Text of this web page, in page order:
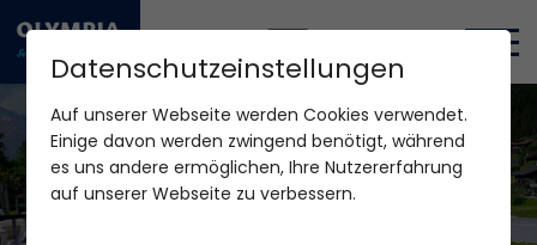
Datenschutzeinstellungen
Auf unserer Webseite werden Cookies verwendet.
Einige davon werden zwingend benötigt, während
es uns andere ermöglichen, Ihre Nutzererfahrung
auf unserer Webseite zu verbessern.